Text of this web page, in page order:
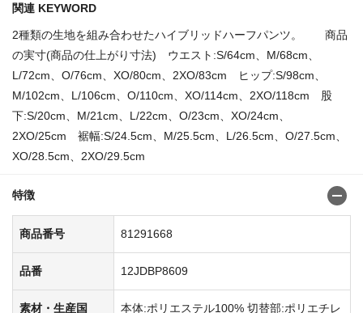
関連 KEYWORD
2種類の生地を組み合わせたハイブリッドハーフパンツ。 商品
の実寸(商品の仕上がり寸法) ウエスト:S/64cm、M/68cm、
L/72cm、O/76cm、XO/80cm、2XO/83cm ヒップ:S/98cm、
M/102cm、L/106cm、O/110cm、XO/114cm、2XO/118cm 股
下:S/20cm、M/21cm、L/22cm、O/23cm、XO/24cm、
2XO/25cm 裾幅:S/24.5cm、M/25.5cm、L/26.5cm、O/27.5cm、
XO/28.5cm、2XO/29.5cm
特徴
商品番号 81291668
品番 12JDBP8609
素材・生産国 本体:ポリエステル100% 切替部:ポリエチレ